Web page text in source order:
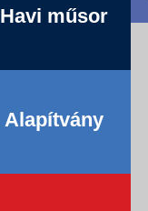
Havi műsor
Alapítvány